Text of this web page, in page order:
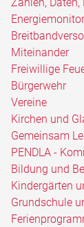
Zahlen, Daten,
Energiemonitor
Miteinander
Freiwillige
Bürgerwehr
Vereine
Kirchen und
Gemeinsam
PENDLA -
Bildung und
Kindergärten
Grundschule